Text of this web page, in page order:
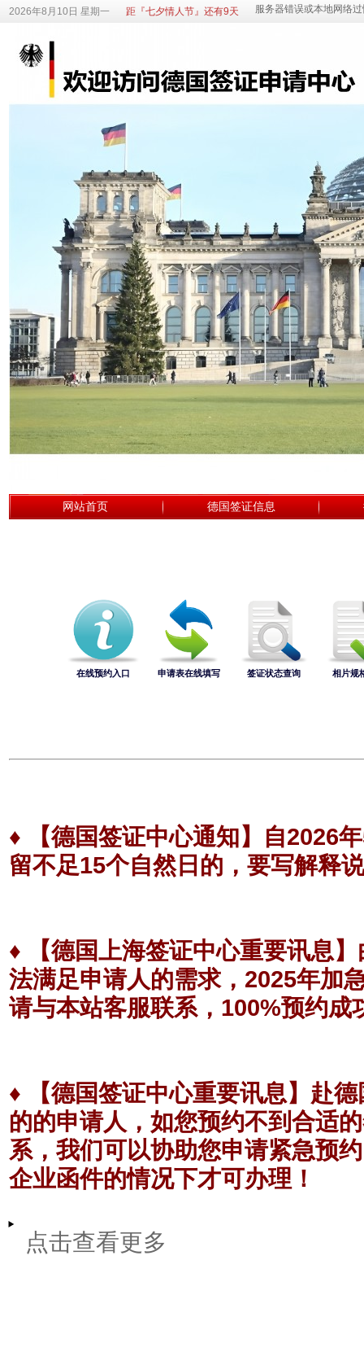
2026年8月10日 星期一 距『七夕情人节』还有9天
网站首页 德国签证信息
在线预约入口 申请表在线填写 签证状态查询 相片规
♦ 【德国签证中心通知】
自2026
留不足15个自然日的，要写解释
♦
【德国上海签证中心重要讯息
法满足申请人的需求，2025年加
请与本站客服联系，100%预约成
♦ 【德国签证中心重要讯息】 赴德
的的申请人，如您预约不到合适
系，我们可以协助您申请紧急预
企业函件的情况下才可办理！
点击查看更多